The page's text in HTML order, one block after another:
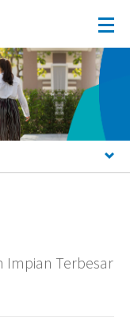
Impian Terbesar